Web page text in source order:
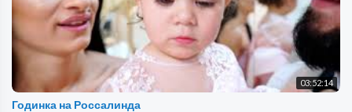
03:52:14
Годинка на Россалинда